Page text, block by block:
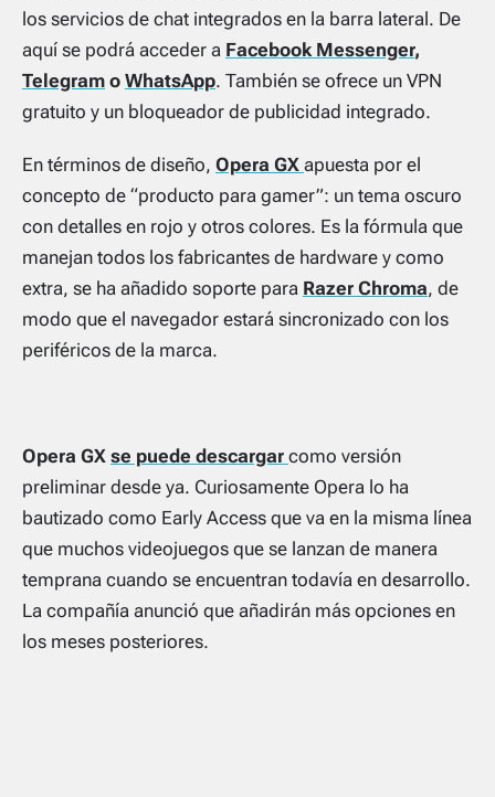
los servicios de chat integrados en la barra lateral. De
aquí se podrá acceder a Facebook Messenger,
Telegram o WhatsApp. También se ofrece un VPN
gratuito y un bloqueador de publicidad integrado.
En términos de diseño, Opera GX apuesta por el
concepto de “producto para gamer”: un tema oscuro
con detalles en rojo y otros colores. Es la fórmula que
manejan todos los fabricantes de hardware y como
extra, se ha añadido soporte para Razer Chroma, de
modo que el navegador estará sincronizado con los
periféricos de la marca.
Opera GX se puede descargar como versión
preliminar desde ya. Curiosamente Opera lo ha
bautizado como Early Access que va en la misma línea
que muchos videojuegos que se lanzan de manera
temprana cuando se encuentran todavía en desarrollo.
La compañía anunció que añadirán más opciones en
los meses posteriores.